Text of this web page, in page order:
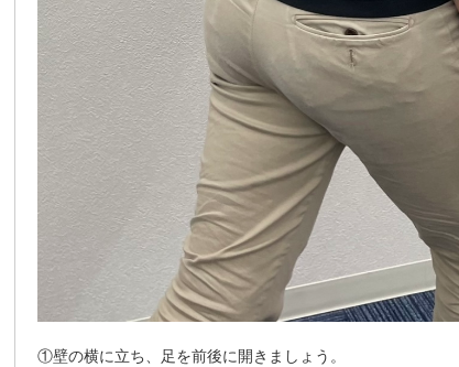
①壁の横に立ち、足を前後に開きましょう。